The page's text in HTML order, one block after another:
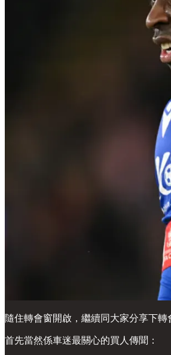
隨住轉會窗開啟，繼續同大家分享下轉
首先當然係車迷最關心的買人傳聞：